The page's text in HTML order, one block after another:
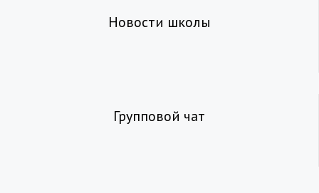
Новости школы
Групповой чат